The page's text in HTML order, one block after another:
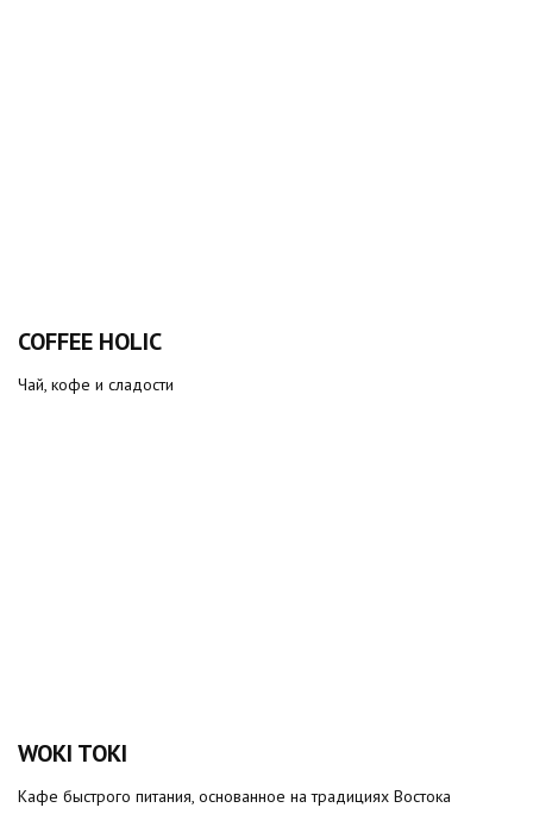
COFFEE HOLIC
Чай, кофе и сладости
WOKI TOKI
Кафе быстрого питания, основанное на традициях Востока